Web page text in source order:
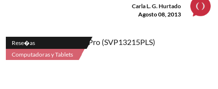
Carla L. G. Hurtado
Agosto 08, 2013
Rese�as
Computadoras y Tablets